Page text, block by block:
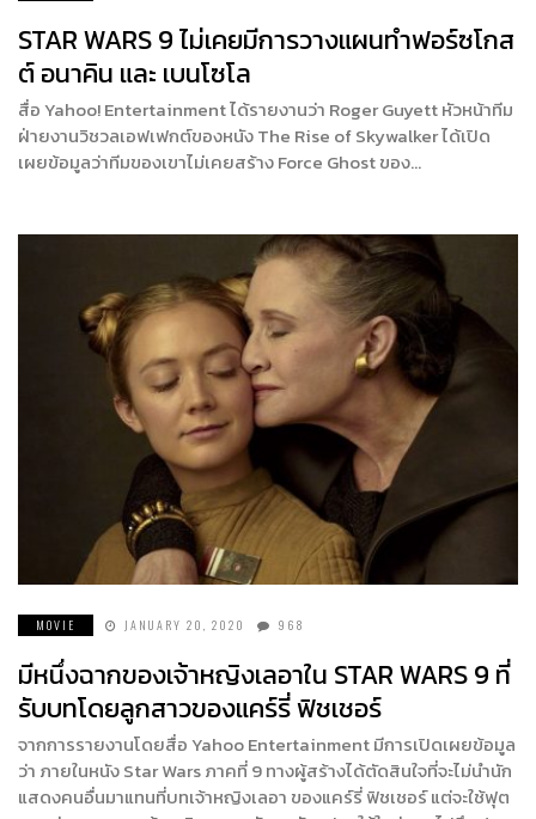
STAR WARS 9 ไม่เคยมีการวางแผนทำฟอร์ซโกส
ต์ อนาคิน และ เบนโซโล
สื่อ Yahoo! Entertainment ได้รายงานว่า Roger Guyett หัวหน้าทีม
ฝ่ายงานวิชวลเอฟเฟกต์ของหนัง The Rise of Skywalker ได้เปิด
เผยข้อมูลว่าทีมของเขาไม่เคยสร้าง Force Ghost ของ…
MOVIE JANUARY 20, 2020 968
มีหนึ่งฉากของเจ้าหญิงเลอาใน STAR WARS 9 ที่
รับบทโดยลูกสาวของแคร์รี่ ฟิชเชอร์
จากการรายงานโดยสื่อ Yahoo Entertainment มีการเปิดเผยข้อมูล
ว่า ภายในหนัง Star Wars ภาคที่ 9 ทางผู้สร้างได้ตัดสินใจที่จะไม่นำนัก
แสดงคนอื่นมาแทนที่บทเจ้าหญิงเลอา ของแคร์รี่ ฟิชเชอร์ แต่จะใช้ฟุต